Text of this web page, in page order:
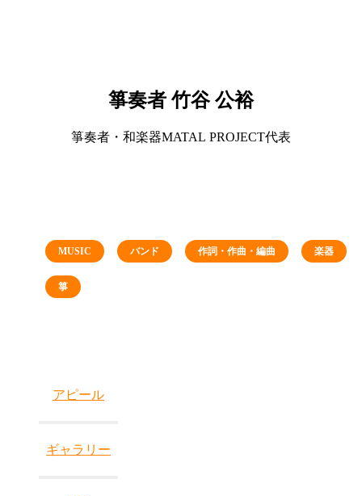
箏奏者 竹谷 公裕
箏奏者・和楽器MATAL PROJECT代表
MUSIC バンド 作詞・作曲・編曲 楽器
箏
アピール
ギャラリー